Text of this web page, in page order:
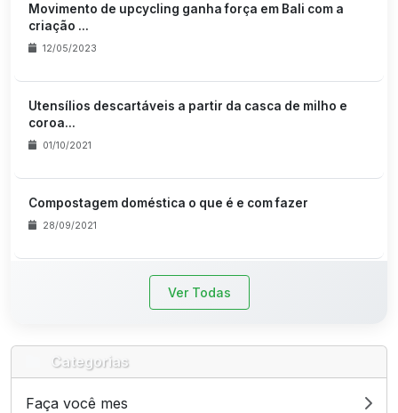
Movimento de upcycling ganha força em Bali com a
criação ...
12/05/2023
Utensílios descartáveis a partir da casca de milho e
coroa...
01/10/2021
Compostagem doméstica o que é e com fazer
28/09/2021
Ver Todas
Categorias
Faça você mes